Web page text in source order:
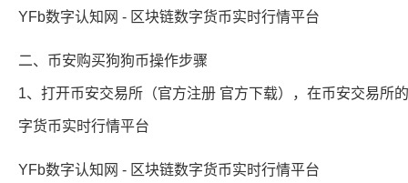
YFb数字认知网 - 区块链数字货币实时行情平台
二、币安购买狗狗币操作步骤
1、打开币安交易所（官方注册 官方下载），在币安交易所
字货币实时行情平台
YFb数字认知网 - 区块链数字货币实时行情平台